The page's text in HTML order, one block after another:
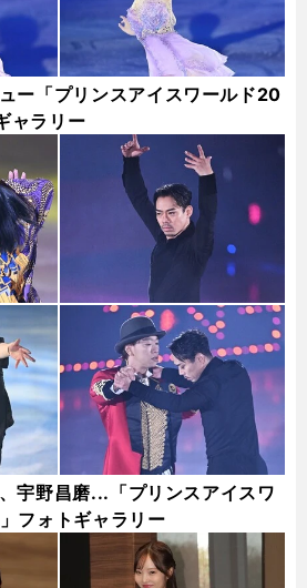
ー「プリンスアイスワールド20
ャラリー
宇野昌磨...「プリンスアイスワ
フォトギャラリー